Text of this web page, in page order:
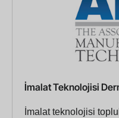
İmalat Teknolojisi
İmalat teknolojisi